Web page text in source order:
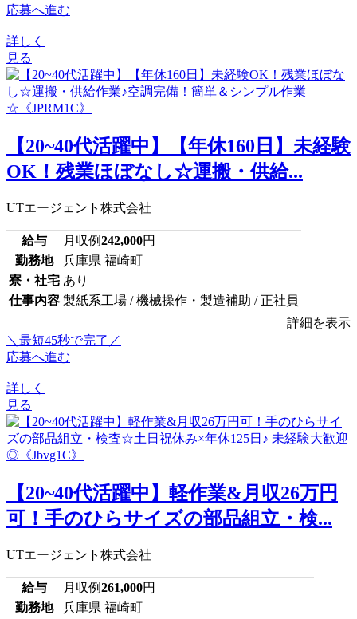
応募へ進む
詳しく
見る
【20~40代活躍中】【年休160日】未経験
OK！残業ほぼなし☆運搬・供給...
UTエージェント株式会社
給与 月収例242,000円
勤務地
兵庫県 福崎町
寮・社宅 あり
仕事内容 製紙系工場 / 機械操作・製造補助 / 正社員
詳細を表示
＼最短45秒で完了／
応募へ進む
詳しく
見る
【20~40代活躍中】軽作業&月収26万円
可！手のひらサイズの部品組立・検...
UTエージェント株式会社
給与 月収例261,000円
勤務地
兵庫県 福崎町